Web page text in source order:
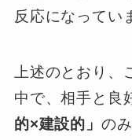
反応になってい
上述のとおり
中で、相手と良
的×建設的」 の